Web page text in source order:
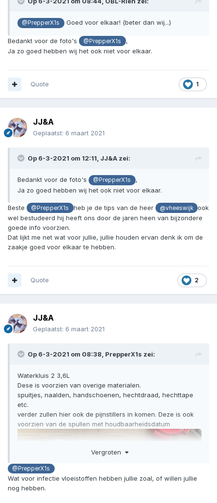
@PrepperX1s Goed voor elkaar! (beter dan wij...)
Bedankt voor de foto's @PrepperX1s
,
Ja zo goed hebben wij het ook niet voor elkaar.
1
Quote
JJ&A
Geplaatst: 6 maart 2021
Op 6-3-2021 om 12:11, JJ&A zei:
Bedankt voor de foto's @PrepperX1s
,
Ja zo goed hebben wij het ook niet voor elkaar.
Beste @PrepperX1s heb je de tips van de heer @vheeswijk
ook
wel bestudeerd hij heeft ons door de jaren heen van bijzondere
goede info voorzien.
Dat lijkt me net wat voor jullie, jullie houden ervan denk ik om de
zaakje goed voor elkaar te hebben.
2
Quote
JJ&A
Geplaatst: 6 maart 2021
Op 6-3-2021 om 08:38, PrepperX1s zei:
Waterkluis 2 3,6L
Dese is voorzien van overige materialen.
spuitjes, naalden, handschoenen, hechtdraad, hechttape
etc.
verder zullen hier ook de pijnstillers in komen. Deze is ook
voorzien van de spullen met houdbaarheidsdatum
Vergroten
@PrepperX1s
Wat voor infectie vloeistoffen hebben jullie zoal, of willen jullie
nog hebben.